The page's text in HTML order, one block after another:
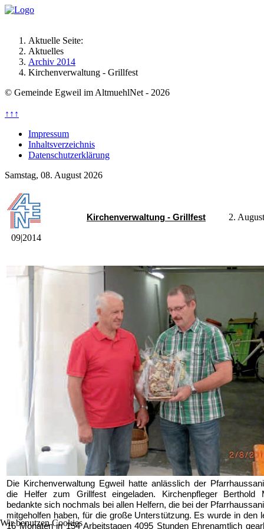
Aktuelle Seite:
Aktuelles
Archiv 2014
Kirchenverwaltung - Grillfest
© Gemeinde Egweil im AltmuehlNet - 2026
↑↑↑
Impressum
Inhaltsverzeichnis
Datenschutzerklärung
Samstag, 08. August 2026
09|2014
Kirchenverwaltung - Grillfest 2.
Die Kirchenverwaltung Egweil hatte anlässlich der
die Helfer zum Grillfest eingeladen. Kirchenpfleger Berthold
bedankte sich nochmals bei allen Helfern, die bei der
mitgeholfen haben, für die große Unterstützung. Es wurde in den
16 Monaten in 154 Arbeitstagen 4095 Stunden Ehrenamtlich
Wir benutzen Cookies